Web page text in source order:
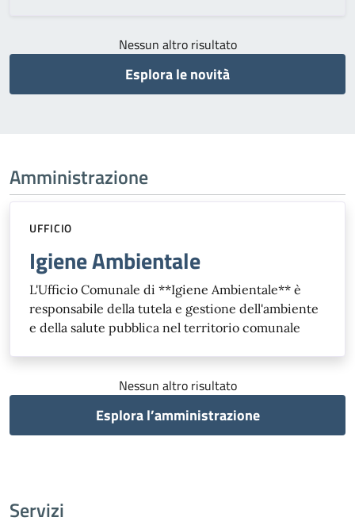
Nessun altro risultato
Esplora le novità
Amministrazione
UFFICIO
Igiene Ambientale
L'Ufficio Comunale di **Igiene Ambientale** è
responsabile della tutela e gestione dell'ambiente
e della salute pubblica nel territorio comunale
Nessun altro risultato
Esplora l’amministrazione
Servizi